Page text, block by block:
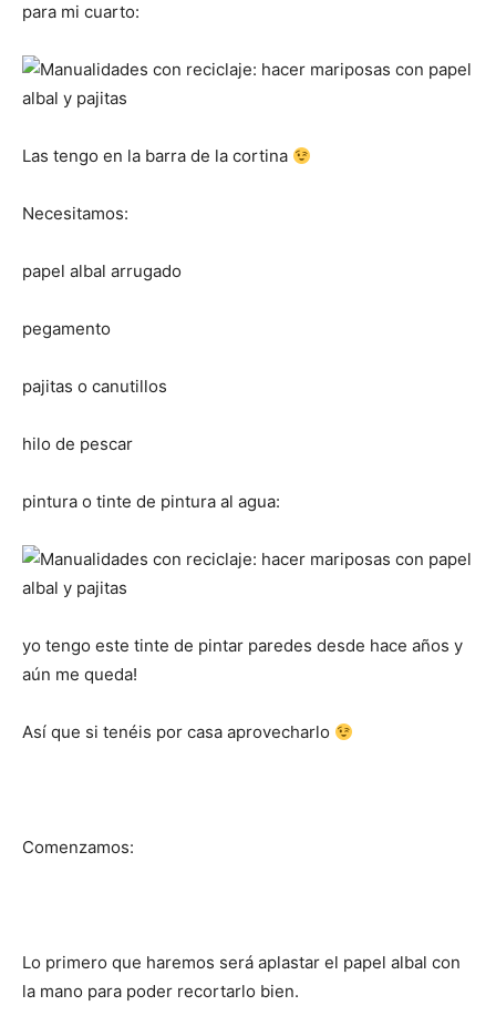
para mi cuarto:
Las tengo en la barra de la cortina
Necesitamos:
papel albal arrugado
pegamento
pajitas o canutillos
hilo de pescar
pintura o tinte de pintura al agua:
yo tengo este tinte de pintar paredes desde hace años y
aún me queda!
Así que si tenéis por casa aprovecharlo
Comenzamos:
Lo primero que haremos será aplastar el papel albal con
la mano para poder recortarlo bien.